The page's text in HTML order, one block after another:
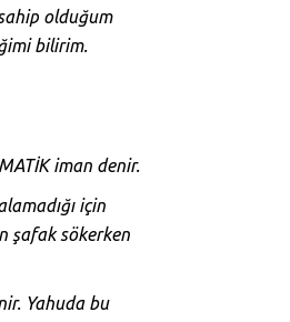
olduğum
bilirim.
iman denir.
için
şafak sökerken
Yahuda bu